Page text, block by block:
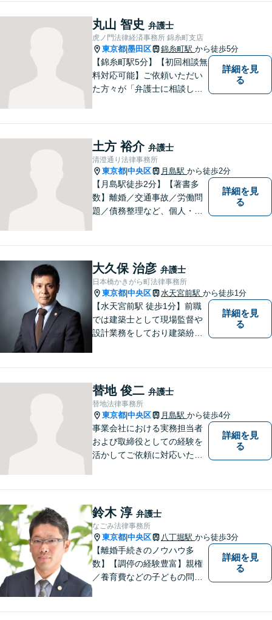
丸山 智史 弁護士
虎ノ門法律経済事務所 錦糸町支店
東京都 墨田区 錦糸町駅 から徒歩5分
【錦糸町駅5分】【初回相談無
料対応可能】ご依頼いただい
た方々が「弁護士に相談して
合います。お金にまつわるト
ラブルや終活に関するお悩み
もお気軽にご相談ください。
詳細を見
る
土方 裕介 弁護士
清澄通り法律事務所
東京都 中央区 月島駅 から徒歩2分
【月島駅徒歩2分】【著書多
数】離婚／交通事故／労働問
題／債務整理など、個人・法
「リーズナブルな費用で高品
質な法的サービス」を目指し
ます。
詳細を見
る
大久保 治彦 弁護士
日本橋かきがら町法律事務所
東京都 中央区 水天宮前駅 から徒歩1分
【水天宮前駅 徒歩1分】前職
では建築士として現場監督や
設計業務をしており建築紛争
のために、広く開かれた法律
事務所を目指しております。
詳細を見
る
替地 俊二 弁護士
替地法律事務所
東京都 中央区 月島駅 から徒歩4分
事業会社における実務担当者
および取締役としての経験を
活かしてご依頼に対応いたし
詳細を見
る
鈴木 淳 弁護士
なごみ法律事務所
東京都 中央区 八丁堀駅 から徒歩3分
【離婚手続きのノウハウ多
数】【調停の経験豊富】親権
／養育費などの子どもの問題
詳細を見
る